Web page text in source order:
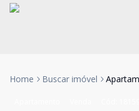
Home Buscar imóvel